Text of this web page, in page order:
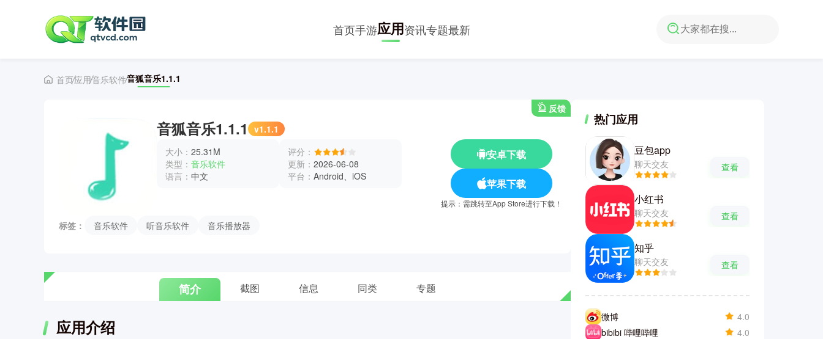
首页手游应用资讯专题最新
首页应用音乐软件音狐音乐1.1.1
反馈
音狐音乐1.1.1
v1.1.1
大小： 25.31M
类型： 音乐软件
语言： 中文
评分：
更新： 2026-06-08
平台： Android、iOS
安卓下载
苹果下载
提示：需跳转至App Store进行下载！
标签： 音乐软件 听音乐软件 音乐播放器
简介 截图 信息 同类 专题
应用介绍
热门应用
豆包app
聊天交友 查看
小红书
聊天交友 查看
知乎
聊天交友 查看
微博
4.0
bibibi 哔哩哔哩
4.0